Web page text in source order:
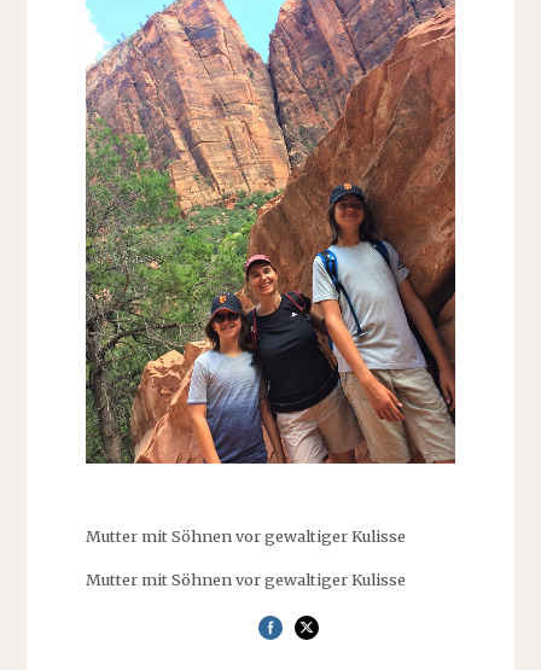
Mutter mit Söhnen vor gewaltiger Kulisse
Mutter mit Söhnen vor gewaltiger Kulisse